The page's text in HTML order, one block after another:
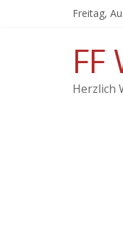
Freitag,
FF
Herzlich